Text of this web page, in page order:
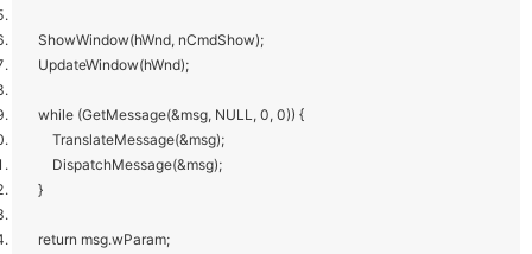
ShowWindow(hWnd, nCmdShow);
UpdateWindow(hWnd);
while (GetMessage(&msg, NULL, 0, 0)) {
TranslateMessage(&msg);
DispatchMessage(&msg);
}
return msg.wParam;